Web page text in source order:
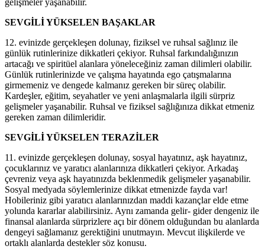
gelişmeler yaşanabilir.
SEVGİLİ YÜKSELEN BAŞAKLAR
12. evinizde gerçekleşen dolunay, fiziksel ve ruhsal sağlınız ile
günlük rutinlerinize dikkatleri çekiyor. Ruhsal farkındalığınızın
artacağı ve spiritüel alanlara yöneleceğiniz zaman dilimleri olabilir.
Günlük rutinlerinizde ve çalışma hayatında ego çatışmalarına
girmemeniz ve dengede kalmanız gereken bir süreç olabilir.
Kardeşler, eğitim, seyahatler ve yeni anlaşmalarla ilgili sürpriz
gelişmeler yaşanabilir. Ruhsal ve fiziksel sağlığınıza dikkat etmeniz
gereken zaman dilimleridir.
SEVGİLİ YÜKSELEN TERAZİLER
11. evinizde gerçekleşen dolunay, sosyal hayatınız, aşk hayatınız,
çocuklarınız ve yaratıcı alanlarınıza dikkatleri çekiyor. Arkadaş
çevreniz veya aşk hayatınızda beklenmedik gelişmeler yaşanabilir.
Sosyal medyada söylemlerinize dikkat etmenizde fayda var!
Hobileriniz gibi yaratıcı alanlarınızdan maddi kazançlar elde etme
yolunda kararlar alabilirsiniz. Aynı zamanda gelir- gider dengeniz ile
finansal alanlarda sürprizlere açı bir dönem olduğundan bu alanlarda
dengeyi sağlamanız gerektiğini unutmayın. Mevcut ilişkilerde ve
ortaklı alanlarda destekler söz konusu.